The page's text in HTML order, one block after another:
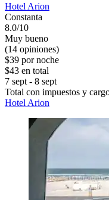
Hotel Arion
Constanta
8.0/10
Muy bueno
(14 opiniones)
$39 por noche
$43 en total
7 sept - 8 sept
Total con impuestos y
Hotel Arion